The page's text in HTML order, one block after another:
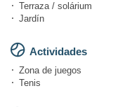
Terraza / solárium
Jardín
Actividades
Zona de juegos
Tenis